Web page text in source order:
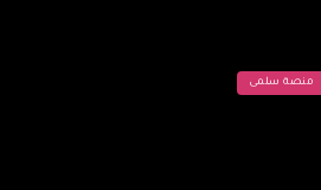
منصة سلمى